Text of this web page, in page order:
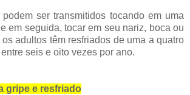
ser transmitidos tocando em uma
em seguida, tocar em seu nariz, boca ou
os adultos têm resfriados de uma a quatro
seis e oito vezes por ano.
gripe e resfriado